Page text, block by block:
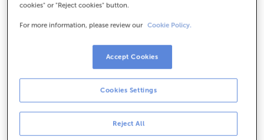
necesitas un seguro para protexer os teus bens,
empregados e clientes ante calquera prexuízo ou
sinistro. Así terás a tranquilidade de que
pase.
Este seguro écompletamente personalizable, polo
que poderás escoller unha por unha as coberturas
cookies" or "Reject cookies" button.
For more information, please review our Cookie Policy.
Reject All
Cookies Settings
Accept Cookies